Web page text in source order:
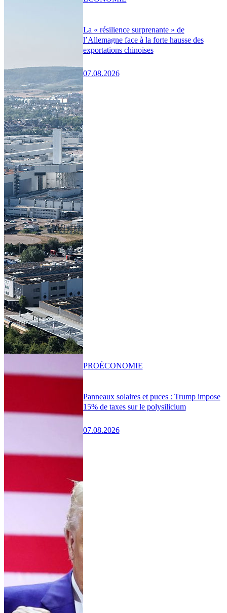
La « résilience surprenante » de
l’Allemagne face à la forte hausse des
exportations chinoises
07.08.2026
Panneaux solaires et puces : Trump impose
15% de taxes sur le polysilicium
07.08.2026
PROÉCONOMIE